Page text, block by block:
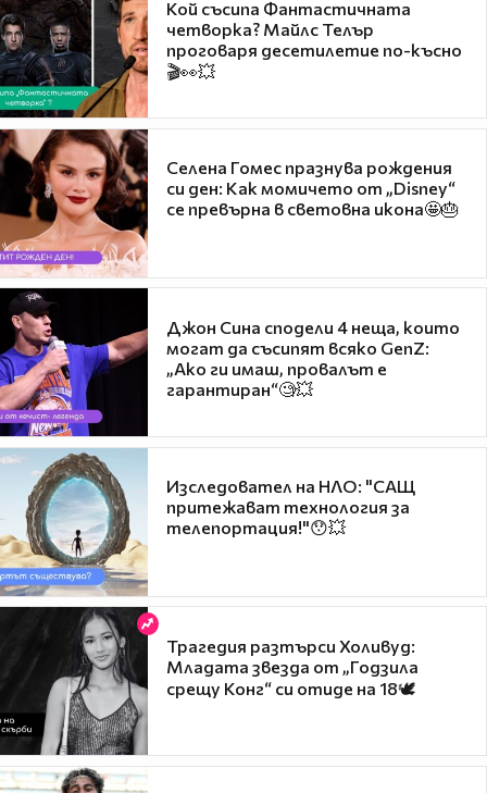
Кой съсипа Фантастичната
четворка? Майлс Телър
проговаря десетилетие по-късно
🎬👀💥
Селена Гомес празнува рождения
си ден: Как момичето от „Disney“
се превърна в световна икона🤩🎂
Джон Сина сподели 4 неща, които
могат да съсипят всяко GenZ:
„Ако ги имаш, провалът е
гарантиран“🧐💥
Изследовател на НЛО: "САЩ
притежават технология за
телепортация!"😯💥
Трагедия разтърси Холивуд:
Младата звезда от „Годзила
срещу Конг“ си отиде на 18🕊️